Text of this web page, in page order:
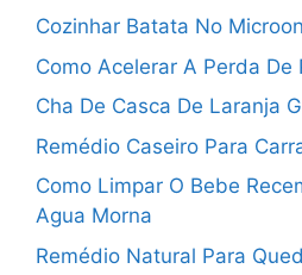
Cozinhar Batata No
Como Acelerar A Perda De
Cha De Casca De Laranja
Remédio Caseiro Para
Como Limpar O Bebe
Agua Morna
Remédio Natural Para